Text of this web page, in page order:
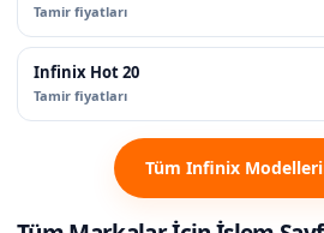
Tamir fiyatları
Infinix Hot 20
Tamir fiyatları
Tüm Infinix